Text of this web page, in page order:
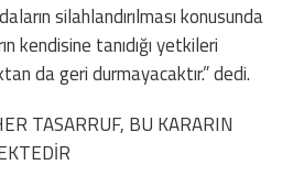
silahlandırılması konusunda
kendisine tanıdığı yetkileri
da geri durmayacaktır.” dedi.
TASARRUF, BU KARARIN